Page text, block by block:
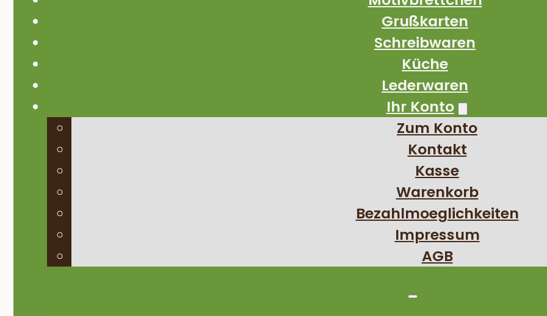
Grußkarten
Schreibwaren
Küche
Lederwaren
Ihr Konto
Zum Konto
Kontakt
Kasse
Warenkorb
Bezahlmoeglichkeiten
Impressum
AGB